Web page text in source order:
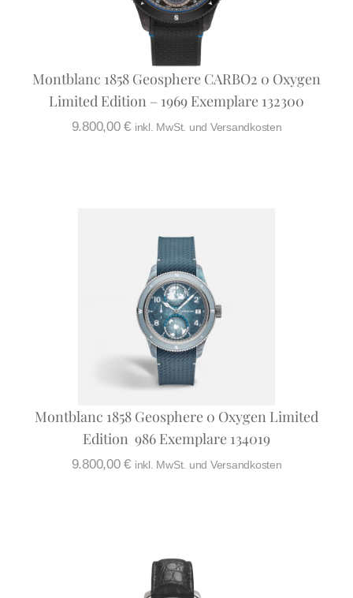
Montblanc 1858 Geosphere CARBO2 0 Oxygen
Limited Edition – 1969 Exemplare 132300
9.800,00€ inkl. MwSt. und Versandkosten
Montblanc 1858 Geosphere 0 Oxygen Limited
Edition  986 Exemplare 134019
9.800,00€ inkl. MwSt. und Versandkosten